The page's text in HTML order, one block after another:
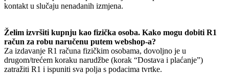
kontakt u slučaju nenadanih izmjena.
Želim izvršiti kupnju kao fizička osoba. Kako mogu dobiti R1
račun za robu naručenu putem webshop-a?
Za izdavanje R1 računa fizičkim osobama, dovoljno je u
drugom/trećem koraku narudžbe (korak “Dostava i plaćanje”)
zatražiti R1 i ispuniti sva polja s podacima tvrtke.